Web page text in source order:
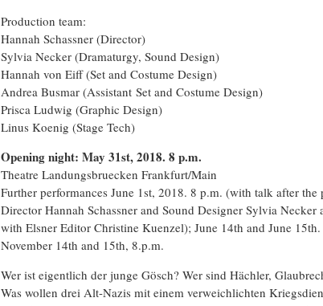
Production team:
Hannah Schassner (Director)
Sylvia Necker (Dramaturgy, Sound Design)
Hannah von Eiff (Set and Costume Design)
Andrea Busmar (Assistant Set and Costume Design)
Prisca Ludwig (Graphic Design)
Linus Koenig (Stage Tech)
Opening night: May 31st, 2018. 8 p.m.
Theatre Landungsbruecken Frankfurt/Main
Further performances June 1st, 2018. 8 p.m. (with talk after the
Director Hannah Schassner and Sound Designer Sylvia Necker
with Elsner Editor Christine Kuenzel); June 14th and June
November 14th and 15th, 8.p.m.
Wer ist eigentlich der junge Gösch? Wer sind Hächler,
Was wollen drei Alt-Nazis mit einem verweichlichten